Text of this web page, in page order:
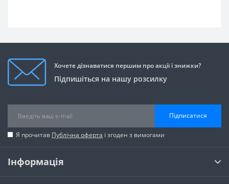
Хочете дізнаватися першим про акції і знижки?
Підпишіться на нашу розсилку
Підписатися
Я прочитав Публічна оферта і згоден з вимогами
Інформація